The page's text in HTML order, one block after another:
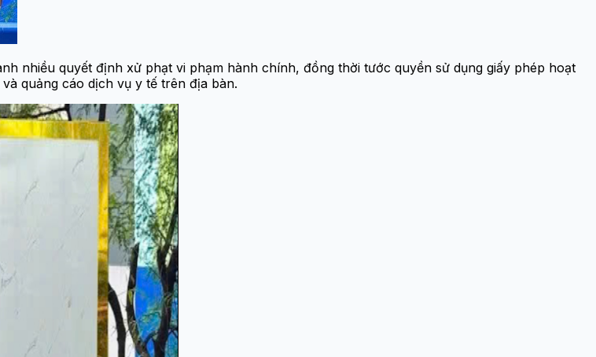
nhiều quyết định xử phạt vi phạm hành chính, đồng thời tước quyền sử dụng giấy phép hoạt
quảng cáo dịch vụ y tế trên địa bàn.